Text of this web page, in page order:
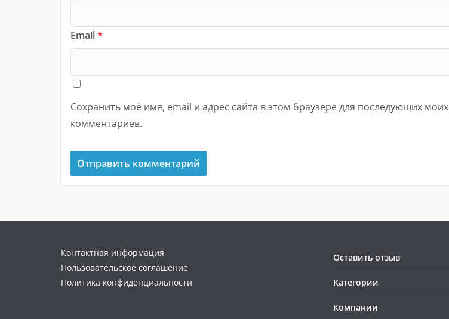
Email*
Сохранить моё имя, email и адрес сайта в этом браузере для последующих моих
комментариев.
Контактная информация
Пользовательское соглашение
Политика конфиденциальности
Оставить отзыв
Категории
Компании